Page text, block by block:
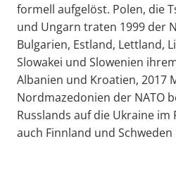
formell aufgelöst. Polen, die
und Ungarn traten 1999 der
Bulgarien, Estland, Lettland,
Slowakei und Slowenien
Albanien und Kroatien, 2017
Nordmazedonien der NATO
Russlands auf die Ukraine im
auch Finnland und